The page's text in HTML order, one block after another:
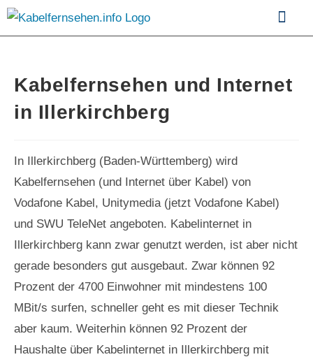
Kabelfernsehen und Internet
in Illerkirchberg
In Illerkirchberg (Baden-Württemberg) wird
Kabelfernsehen (und Internet über Kabel) von
Vodafone Kabel, Unitymedia (jetzt Vodafone Kabel)
und SWU TeleNet angeboten. Kabelinternet in
Illerkirchberg kann zwar genutzt werden, ist aber nicht
gerade besonders gut ausgebaut. Zwar können 92
Prozent der 4700 Einwohner mit mindestens 100
MBit/s surfen, schneller geht es mit dieser Technik
aber kaum. Weiterhin können 92 Prozent der
Haushalte über Kabelinternet in Illerkirchberg mit